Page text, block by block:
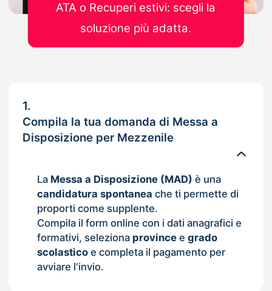
1.
Compila la tua domanda di Messa a
Disposizione per Mezzenile
La Messa a Disposizione (MAD) è una
candidatura spontanea che ti permette di
proporti come supplente.
Compila il form online con i dati anagrafici e
formativi, seleziona provincee grado
scolasticoe completa il pagamento per
avviare l'invio.
ATA o Recuperi estivi: scegli la
soluzione più adatta.